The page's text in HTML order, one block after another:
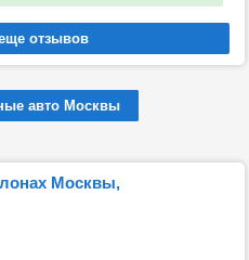
авто Москвы
Москвы,